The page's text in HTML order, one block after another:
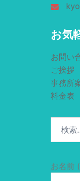
お気
お問い
ご挨拶
事務所
料金表
お名前